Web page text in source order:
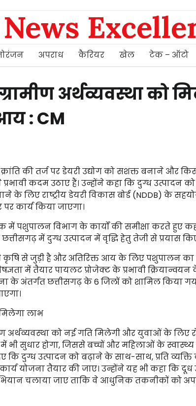
News
अपराध कैरियर खेल टेक – ऑटो
अर्थव्यवस्था को
: CM
की तर्ज पर डेयरी उद्योग को सशक्त बनाने और
कदम उठाए हैं। उन्होंने कहा कि दुग्ध उत्पादन
के लिए राष्ट्रीय डेयरी विकास बोर्ड (NDDB) के
कार्य किया जाएगा।
में पशुपालन विभाग के कार्यों की समीक्षा करते हुए
में दुग्ध उत्पादन में वृद्धि हेतु तेजी से प्रयास
कृषि से जुड़ी है और अतिरिक्त आय के लिए पशुपालन का
में तैयार पायलट प्रोजेक्ट के प्रभावी
के अंतर्गत छत्तीसगढ़ के 6 जिलों को शामिल किया
लाभ
अर्थव्यवस्था को नई गति मिलेगी और युवाओं के लिए
भी सुधार होगा, जिससे बच्चों और महिलाओं के
कि दुग्ध उत्पादन को बढ़ाने के साथ-साथ, प्रति
योजना तैयार की जाए। उन्होंने यह भी कहा कि दूध
चलाया जाए ताकि वे आधुनिक तकनीकों को